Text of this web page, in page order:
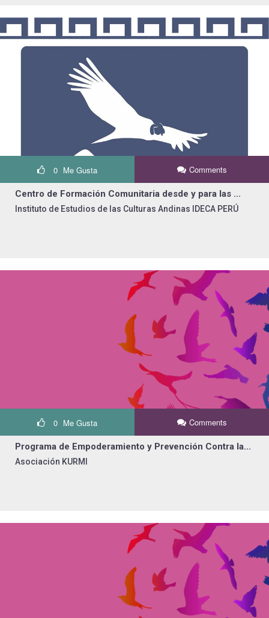
0 Me Gusta Comments
Centro de Formación Comunitaria desde y para las ...
Instituto de Estudios de las Culturas Andinas IDECA PERÚ
0 Me Gusta Comments
Programa de Empoderamiento y Prevención Contra la...
Asociación KURMI